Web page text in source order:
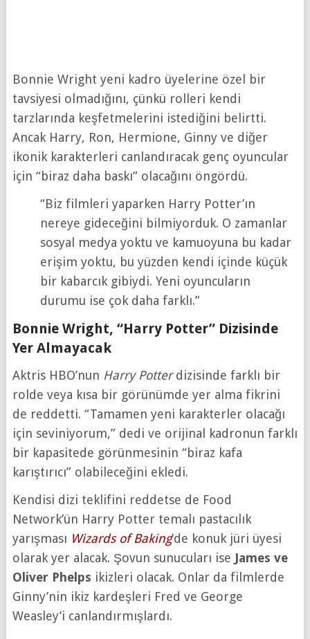
Bonnie Wright yeni kadro üyelerine özel bir
tavsiyesi olmadığını, çünkü rolleri kendi
tarzlarında keşfetmelerini istediğini belirtti.
Ancak Harry, Ron, Hermione, Ginny ve diğer
ikonik karakterleri canlandıracak genç oyuncular
için “biraz daha baskı” olacağını öngördü.
“Biz filmleri yaparken Harry Potter’ın
nereye gideceğini bilmiyorduk. O zamanlar
sosyal medya yoktu ve kamuoyuna bu kadar
erişim yoktu, bu yüzden kendi içinde küçük
bir kabarcık gibiydi. Yeni oyuncuların
durumu ise çok daha farklı.”
Bonnie Wright, “Harry Potter” Dizisinde
Yer Almayacak
Aktris HBO’nun Harry Potterdizisinde farklı bir
rolde veya kısa bir görünümde yer alma fikrini
de reddetti. “Tamamen yeni karakterler olacağı
için seviniyorum,” dedi ve orijinal kadronun farklı
bir kapasitede görünmesinin “biraz kafa
karıştırıcı” olabileceğini ekledi.
Kendisi dizi teklifini reddetse de Food
Network’ün Harry Potter temalı pastacılık
yarışması Wizards of Baking’de konuk jüri üyesi
olarak yer alacak. Şovun sunucuları ise James ve
Oliver Phelps ikizleri olacak. Onlar da filmlerde
Ginny’nin ikiz kardeşleri Fred ve George
Weasley’i canlandırmışlardı.